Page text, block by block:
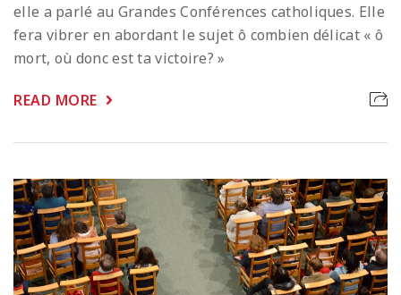
elle a parlé au Grandes Conférences catholiques. Elle
fera vibrer en abordant le sujet ô combien délicat « ô
mort, où donc est ta victoire? »
READ MORE